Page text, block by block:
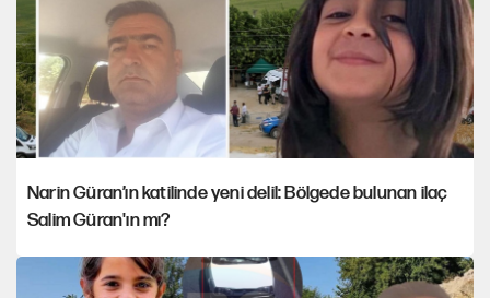
Narin Güran’ın katilinde yeni delil: Bölgede bulunan ilaç
Salim Güran'ın mı?